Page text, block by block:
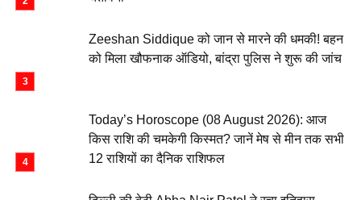
Zeeshan Siddique को जान से मारने की धमकी! बहन
को मिला खौफनाक ऑडियो, बांद्रा पुलिस ने शुरू की जांच
Today’s Horoscope (08 August 2026): आज
किस राशि की चमकेगी किस्मत? जानें मेष से मीन तक सभी
12 राशियों का दैनिक राशिफल